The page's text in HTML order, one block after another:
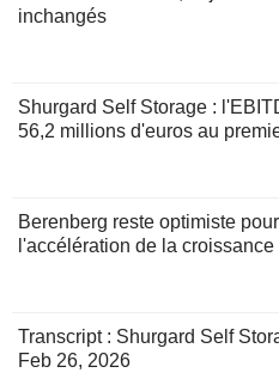
inchangés
Shurgard Self Storage :
56,2 millions d'euros au
Berenberg reste optimiste
l'accélération de la
Transcript : Shurgard Self
Feb 26, 2026